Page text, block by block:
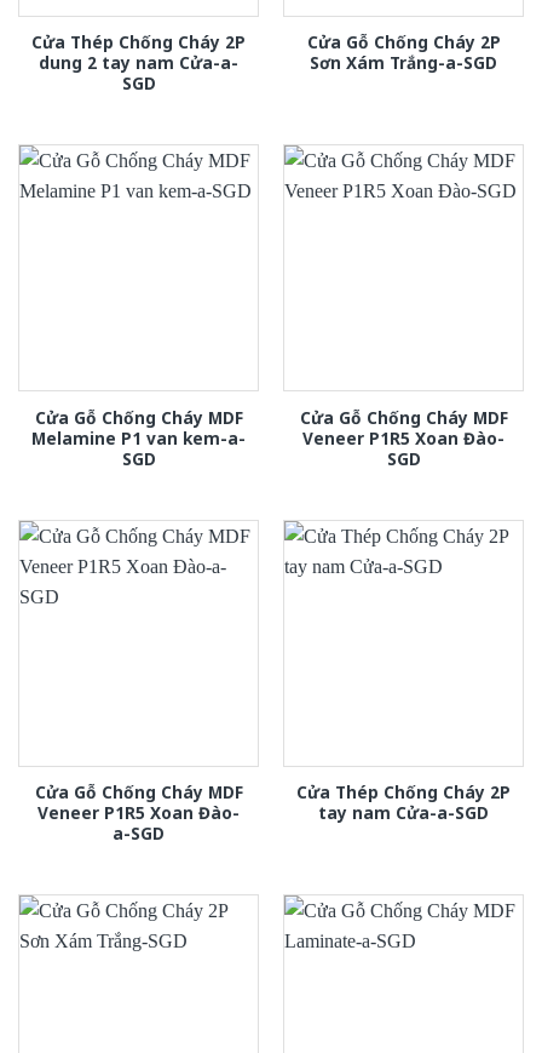
Cửa Thép Chống Cháy 2P
dung 2 tay nam Cửa-a-
SGD
Cửa Gỗ Chống Cháy 2P
Sơn Xám Trắng-a-SGD
Cửa Gỗ Chống Cháy MDF
Melamine P1 van kem-a-
SGD
Cửa Gỗ Chống Cháy MDF
Veneer P1R5 Xoan Đào-
SGD
Cửa Gỗ Chống Cháy MDF
Veneer P1R5 Xoan Đào-
a-SGD
Cửa Thép Chống Cháy 2P
tay nam Cửa-a-SGD